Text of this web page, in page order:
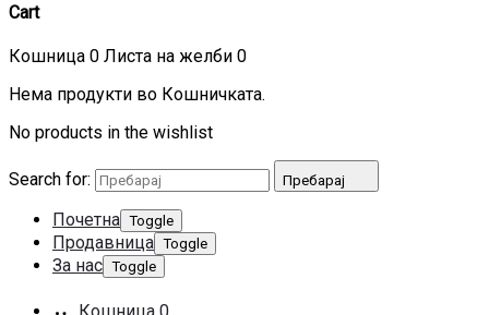
Cart
Кошница 0 Листа на желби 0
Нема продукти во Кошничката.
No products in the wishlist
Search for: Пребарај
Почетна Toggle
Продавница Toggle
За нас Toggle